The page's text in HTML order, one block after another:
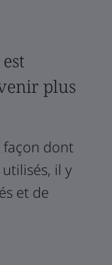
plus
façon dont
il y
et de